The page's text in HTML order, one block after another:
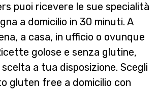
puoi ricevere le sue specialità
a domicilio in 30 minuti. A
a casa, in ufficio o ovunque
golose e senza glutine,
a tua disposizione. Scegli
gluten free a domicilio con